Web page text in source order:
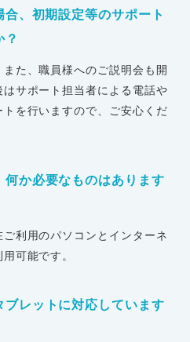
、初期設定等のサポート
た、職員様へのご説明会も開
サポート担当者による電話や
を行いますので、ご安心くだ
か必要なものはあります
利用のパソコンとインターネ
可能です。
レットに対応しています